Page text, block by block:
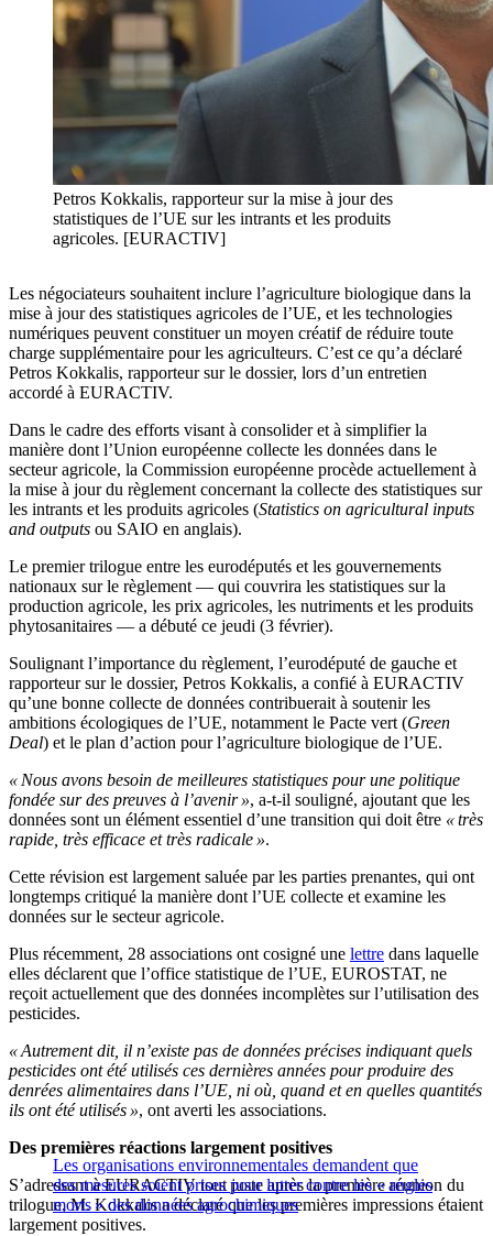
Petros Kokkalis, rapporteur sur la mise à jour des
statistiques de l’UE sur les intrants et les produits
agricoles. [EURACTIV]
Les négociateurs souhaitent inclure l’agriculture biologique dans la
mise à jour des statistiques agricoles de l’UE, et les technologies
numériques peuvent constituer un moyen créatif de réduire toute
charge supplémentaire pour les agriculteurs. C’est ce qu’a déclaré
Petros Kokkalis, rapporteur sur le dossier, lors d’un entretien
accordé à EURACTIV.
Dans le cadre des efforts visant à consolider et à simplifier la
manière dont l’Union européenne collecte les données dans le
secteur agricole, la Commission européenne procède actuellement à
la mise à jour du règlement concernant la collecte des statistiques sur
les intrants et les produits agricoles (Statistics on agricultural inputs
and outputs ou SAIO en anglais).
Le premier trilogue entre les eurodéputés et les gouvernements
nationaux sur le règlement — qui couvrira les statistiques sur la
production agricole, les prix agricoles, les nutriments et les produits
phytosanitaires — a débuté ce jeudi (3 février).
Soulignant l’importance du règlement, l’eurodéputé de gauche et
rapporteur sur le dossier, Petros Kokkalis, a confié à EURACTIV
qu’une bonne collecte de données contribuerait à soutenir les
ambitions écologiques de l’UE, notamment le Pacte vert (Green
Deal) et le plan d’action pour l’agriculture biologique de l’UE.
« Nous avons besoin de meilleures statistiques pour une politique
fondée sur des preuves à l’avenir », a-t-il souligné, ajoutant que les
données sont un élément essentiel d’une transition qui doit être « très
rapide, très efficace et très radicale ».
Cette révision est largement saluée par les parties prenantes, qui ont
longtemps critiqué la manière dont l’UE collecte et examine les
données sur le secteur agricole.
Plus récemment, 28 associations ont cosigné une lettre dans laquelle
elles déclarent que l’office statistique de l’UE, EUROSTAT, ne
reçoit actuellement que des données incomplètes sur l’utilisation des
pesticides.
« Autrement dit, il n’existe pas de données précises indiquant quels
pesticides ont été utilisés ces dernières années pour produire des
denrées alimentaires dans l’UE, ni où , quand et en quelles quantités
ils ont été utilisés », ont averti les associations.
Les organisations environnementales demandent que
des mesures soient prises pour lutter contre les « angles
morts » des données agrochimiques
Des premières réactions largement positives
S’adressant à EURACTIV tout juste après la première réunion du
trilogue, M. Kokkalis a déclaré que les premières impressions étaient
largement positives.